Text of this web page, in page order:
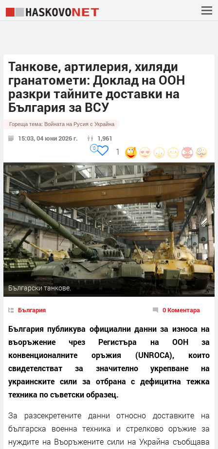
Танкове, артилерия, хиляди
гранатомети: Доклад на ООН
разкри тайните доставки на
България за ВСУ
Гореща тема: Войната на Русия с Украйна
15:03, 04 юни 2026 г. 1,961
1
0
Български танкове.
България 0 Коментара
България публикува официални данни за износа на
въоръжение чрез Регистъра на ООН за
конвенционалните оръжия (UNROCA), които
свидетелстват за значително укрепване на
украинските сили за отбрана с дефицитна тежка
техника по съветски образец.
За разсекретените данни относно доставките на
българска военна техника и стрелково оръжие за
нуждите на Въоръжените сили на Украйна съобщава